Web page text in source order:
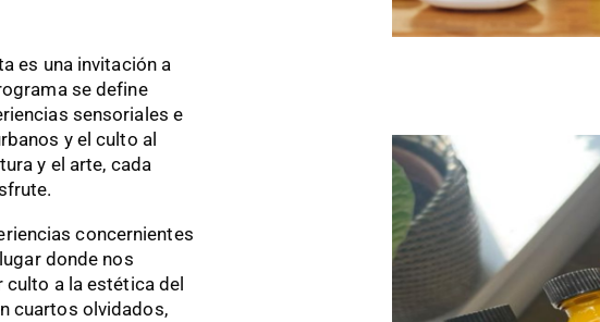
es una invitación a
se define
sensoriales e
y el culto al
y el arte, cada
concernientes
donde nos
a la estética del
cuartos olvidados,